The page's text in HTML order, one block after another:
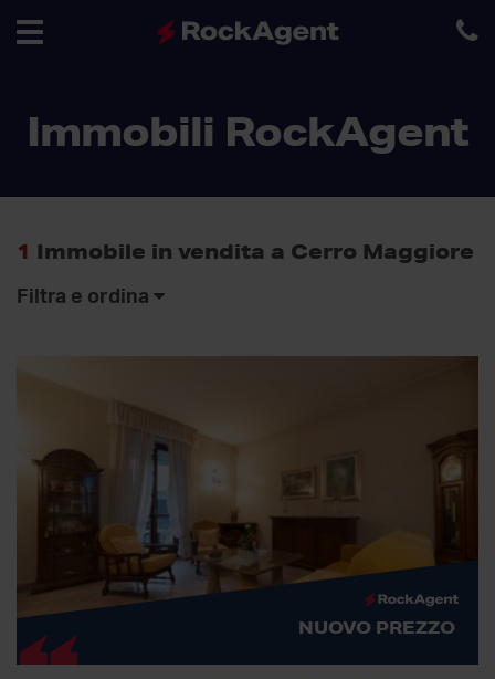
navigation
Immobili RockAgent
1 Immobile in vendita a Cerro Maggiore
Filtra e ordina
NUOVO PREZZO